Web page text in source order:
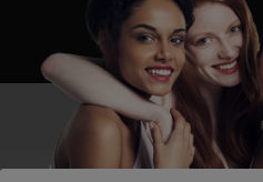
Vous n’êtes pas
Visitez notre site pour